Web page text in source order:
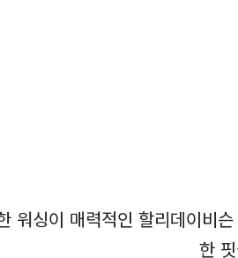
워싱이 매력적인 할리데이비
한